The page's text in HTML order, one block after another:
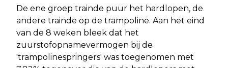
De ene groep trainde puur het hardlopen, de
andere trainde op de trampoline. Aan het eind
van de 8 weken bleek dat het
zuurstofopnamevermogen bij de
'trampolinespringers' was toegenomen met